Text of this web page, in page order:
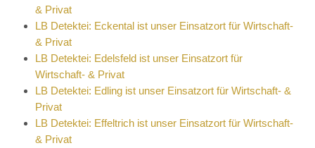
& Privat
LB Detektei: Eckental ist unser Einsatzort für Wirtschaft-
& Privat
LB Detektei: Edelsfeld ist unser Einsatzort für
Wirtschaft- & Privat
LB Detektei: Edling ist unser Einsatzort für Wirtschaft- &
Privat
LB Detektei: Effeltrich ist unser Einsatzort für Wirtschaft-
& Privat